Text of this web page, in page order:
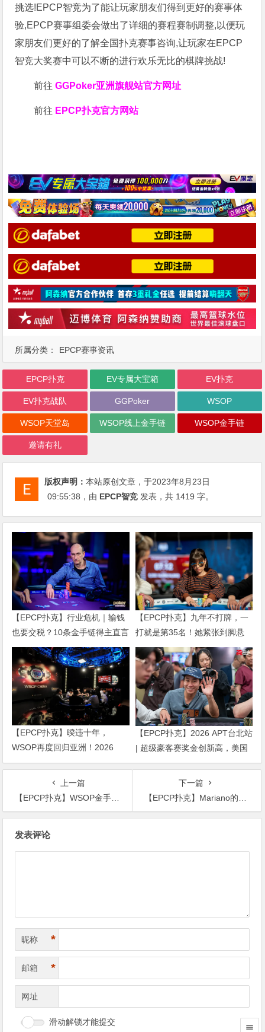
所属分类： EPCP赛事资讯
挑选!EPCP智竞为了能让玩家朋友们得到更好的赛事体
验,EPCP赛事组委会做出了详细的赛程赛制调整,以便玩
家朋友们更好的了解全国扑克赛事咨询,让玩家在EPCP
智竞大奖赛中可以不断的进行欢乐无比的棋牌挑战!
前往GGPoker亚洲旗舰站官方网址
前往 EPCP扑克官方网站
EPCP扑克 EV专属大宝箱 EV扑克
EV扑克战队 GGPoker WSOP
WSOP天堂岛 WSOP线上金手链 WSOP金手链
邀请有礼
版权声明：本站原创文章，于2023年8月23日
09:55:38 ，由 EPCP智竞 发表，共 1419 字。
【EPCP扑克】行业危机｜输钱
也要交税？10条金手链得主直言
“扛不住”，主动砍掉四分之三比
赛
【EPCP扑克】九年不打牌，一
打就是第35名！她紧张到脚悬
空，但全世界以为她很淡定
【EPCP扑克】暌违十年，
WSOP再度回归亚洲！2026
APL济州站6月19-28日盛大登
【EPCP扑克】2026 APT台北站
| 超级豪客赛奖金创新高，美国
选手Ethan “Rampage” Yau领跑
上一篇
【EPCP扑克】WSOP金手链正式展开，中国选手对冠军发起号角！为亚洲争夺百Ｗ免费赛
下一篇
【EPCP扑克】Mariano的AA输掉$295,000大底池，引起激烈讨论……
发表评论
昵称 *
邮箱 *
网址
滑动解锁才能提交